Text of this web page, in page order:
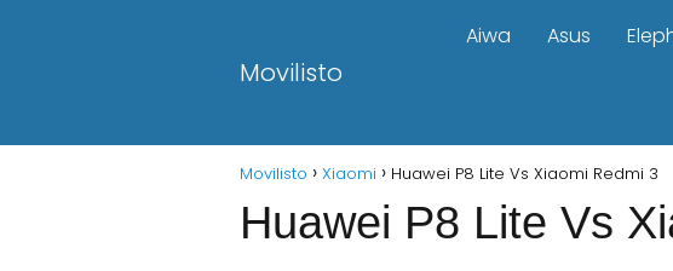
Movilisto
Aiwa Asus
Movilisto Xiaomi Huawei P8 Lite Vs Xiaomi Redmi 3
Huawei P8 Lite Vs